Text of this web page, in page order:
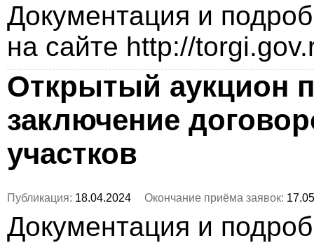
Документация и
на сайте http://
Открытый аукцион
заключение
участков
Публикация: 18.04.2024 Окончание приёма заявок:
Документация и